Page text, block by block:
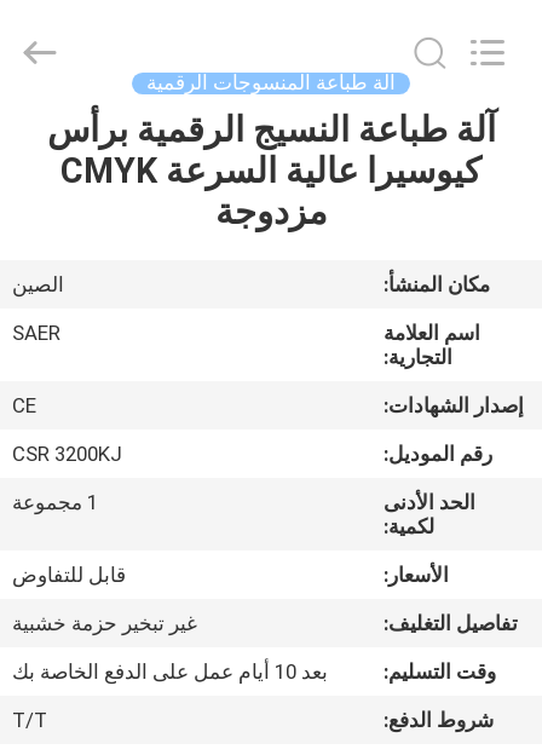
منزل
أشرطة
فيديو
حول
جولة
المعمل
ضبط
الجودة
Supplier
آلة طباعة المنسوجات الرقمية
آلة طباعة النسيج الرقمية برأس
كيوسيرا عالية السرعة CMYK
مزدوجة
مكان المنشأ:
الصين
اسم العلامة
التجارية:
SAER
إصدار الشهادات:
CE
رقم الموديل:
CSR 3200KJ
الحد الأدنى
لكمية:
1 مجموعة
الأسعار:
قابل للتفاوض
تفاصيل التغليف:
غير تبخير حزمة خشبية
وقت التسليم:
بعد 10 أيام عمل على الدفع الخاصة بك
شروط الدفع:
T/T